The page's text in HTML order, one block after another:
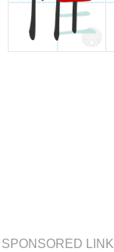
SPONSORED LINK